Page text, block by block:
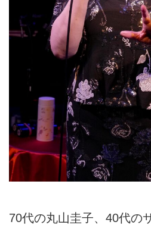
70代の丸山圭子、40代の